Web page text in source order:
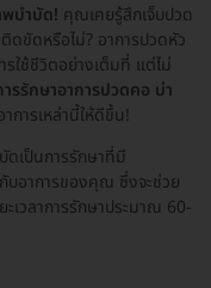
บำบัด! คุณเคยรู้สึกเจ็บปวด
ดขัดหรือไม่? อาการปวดหัว
รใช้ชีวิตอย่างเต็มที่ แต่ไม่
รรักษาอาการปวดคอ บ่า
การเหล่านี้ให้ดีขึ้น!
ดเป็นการรักษาที่มี
บอาการของคุณ ซึ่งจะช่วย
เวลาการรักษาประมาณ 60-